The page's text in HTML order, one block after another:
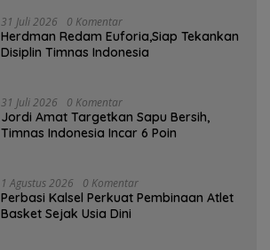
31 Juli 2026 0 Komentar
Herdman Redam Euforia,Siap Tekankan
Disiplin Timnas Indonesia
31 Juli 2026 0 Komentar
Jordi Amat Targetkan Sapu Bersih,
Timnas Indonesia Incar 6 Poin
1 Agustus 2026 0 Komentar
Perbasi Kalsel Perkuat Pembinaan Atlet
Basket Sejak Usia Dini